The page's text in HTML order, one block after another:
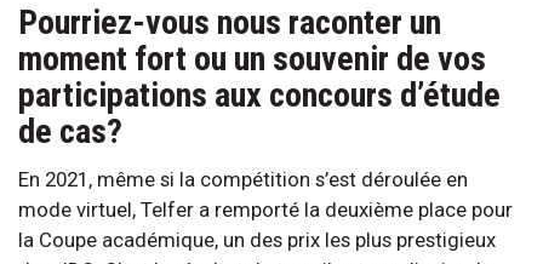
Pourriez-vous nous raconter un
moment fort ou un souvenir de vos
participations aux concours d’étude
de cas?
En 2021, même si la compétition s’est déroulée en
mode virtuel, Telfer a remporté la deuxième place pour
la Coupe académique, un des prix les plus prestigieux